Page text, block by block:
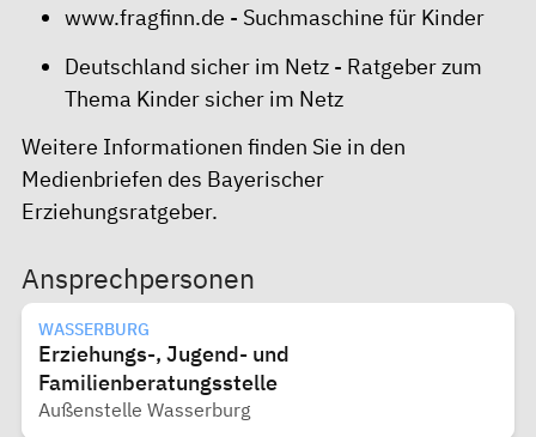
www.fragfinn.de - Suchmaschine für Kinder
Deutschland sicher im Netz - Ratgeber zum
Thema Kinder sicher im Netz
Weitere Informationen finden Sie in den
Medienbriefen des Bayerischer
Erziehungsratgeber.
Ansprechpersonen
WASSERBURG
Erziehungs-, Jugend- und
Familienberatungsstelle
Außenstelle Wasserburg